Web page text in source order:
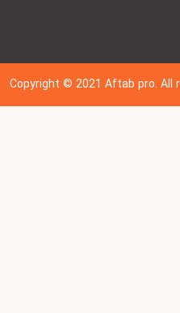
Copyright © 202 1Aftab pro.